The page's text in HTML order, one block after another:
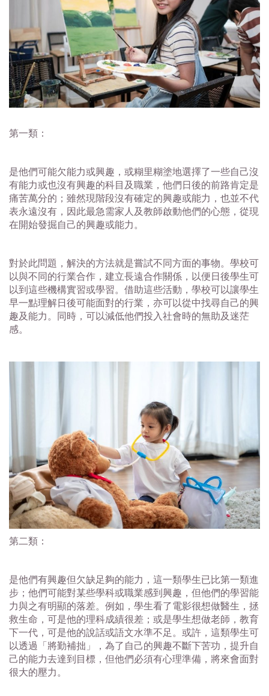
第一類：
是他們可能欠能力或興趣，或糊里糊塗地選擇了一些自己沒
有能力或也沒有興趣的科目及職業，他們日後的前路肯定是
痛苦萬分的；雖然現階段沒有確定的興趣或能力，也並不代
表永遠沒有，因此最急需家人及教師啟動他們的心態，從現
在開始發掘自己的興趣或能力。
對於此問題，解決的方法就是嘗試不同方面的事物。學校可
以與不同的行業合作，建立長遠合作關係，以便日後學生可
以到這些機構實習或學習。借助這些活動，學校可以讓學生
早一點理解日後可能面對的行業，亦可以從中找尋自己的興
趣及能力。同時，可以減低他們投入社會時的無助及迷茫
感。
第二類：
是他們有興趣但欠缺足夠的能力，這一類學生已比第一類進
步；他們可能對某些學科或職業感到興趣，但他們的學習能
力與之有明顯的落差。例如，學生看了電影很想做醫生，拯
救生命，可是他的理科成績很差；或是學生想做老師，教育
下一代，可是他的說話或語文水準不足。或許，這類學生可
以透過「將勤補拙」，為了自己的興趣不斷下苦功，提升自
己的能力去達到目標，但他們必須有心理準備，將來會面對
很大的壓力。